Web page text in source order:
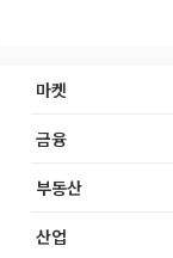
마켓
금융
부동산
산업